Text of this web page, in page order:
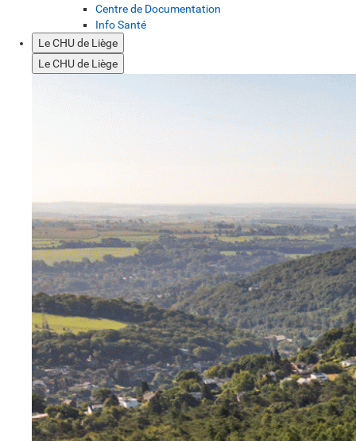
Centre de Documentation
Info Santé
Le CHU de Liège
Le CHU de Liège